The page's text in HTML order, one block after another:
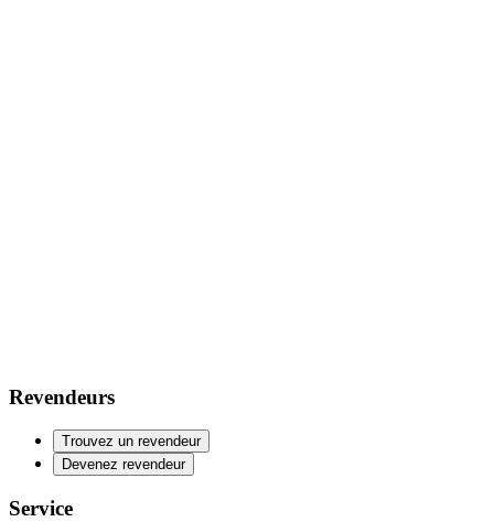
Revendeurs
Trouvez un revendeur
Devenez revendeur
Service